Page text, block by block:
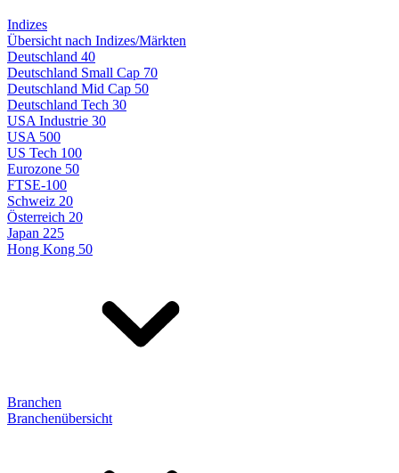
Indizes
Übersicht nach Indizes/Märkten
Deutschland 40
Deutschland Small Cap 70
Deutschland Mid Cap 50
Deutschland Tech 30
USA Industrie 30
USA 500
US Tech 100
Eurozone 50
FTSE-100
Schweiz 20
Österreich 20
Japan 225
Hong Kong 50
Branchen
Branchenübersicht